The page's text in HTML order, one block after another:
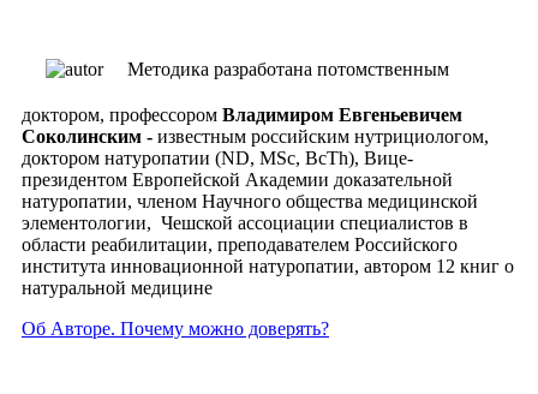
Методика разработана потомственным
доктором, профессором Владимиром Евгеньевичем
Соколинским - известным российским нутрициологом,
доктором натуропатии (ND, MSc, ВсTh), Вице-
президентом Европейской Академии доказательной
натуропатии, членом Научного общества медицинской
элементологии, Чешской ассоциации специалистов в
области реабилитации, преподавателем Российского
института инновационной натуропатии, автором 12 книг о
натуральной медицине
Об Авторе. Почему можно доверять?